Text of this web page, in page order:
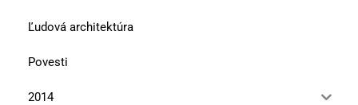
Ľudová architektúra
Povesti
2014